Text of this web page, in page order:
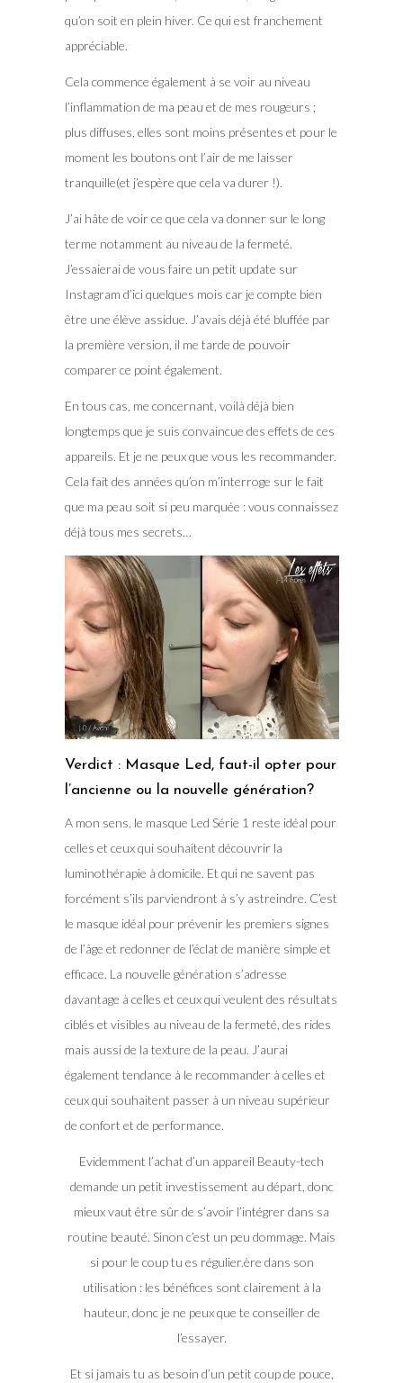
qu’on soit en plein hiver. Ce qui est franchement
appréciable.
Cela commence également à se voir au niveau
l’inflammation de ma peau et de mes rougeurs ;
plus diffuses, elles sont moins présentes et pour le
moment les boutons ont l’air de me laisser
tranquille(et j’espère que cela va durer !).
J’ai hâte de voir ce que cela va donner sur le long
terme notamment au niveau de la fermeté.
J’essaierai de vous faire un petit update sur
Instagram d’ici quelques mois car je compte bien
être une élève assidue. J’avais déjà été bluffée par
la première version, il me tarde de pouvoir
comparer ce point également.
En tous cas, me concernant, voilà déjà bien
longtemps que je suis convaincue des effets de ces
appareils. Et je ne peux que vous les recommander.
Cela fait des années qu’on m’interroge sur le fait
que ma peau soit si peu marquée : vous connaissez
déjà tous mes secrets…
Verdict : Masque Led, faut-il opter pour
l’ancienne ou la nouvelle génération?
A mon sens, le masque Led Série 1 reste idéal pour
celles et ceux qui souhaitent découvrir la
luminothérapie à domicile. Et qui ne savent pas
forcément s’ils parviendront à s’y astreindre. C’est
le masque idéal pour prévenir les premiers signes
de l’âge et redonner de l’éclat de manière simple et
efficace. La nouvelle génération s’adresse
davantage à celles et ceux qui veulent des résultats
ciblés et visibles au niveau de la fermeté, des rides
mais aussi de la texture de la peau. J’aurai
également tendance à le recommander à celles et
ceux qui souhaitent passer à un niveau supérieur
de confort et de performance.
Evidemment l’achat d’un appareil Beauty-tech
demande un petit investissement au départ, donc
mieux vaut être sûr de s’avoir l’intégrer dans sa
routine beauté. Sinon c’est un peu dommage. Mais
si pour le coup tu es régulier.ère dans son
utilisation : les bénéfices sont clairement à la
hauteur, donc je ne peux que te conseiller de
l’essayer.
Et si jamais tu as besoin d’un petit coup de pouce,